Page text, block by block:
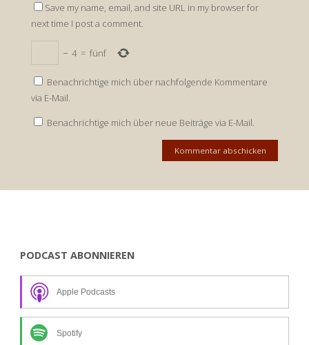
Save my name, email, and site URL in my browser for
next time I post a comment.
− 4 = fünf
Benachrichtige mich über nachfolgende Kommentare
via E-Mail.
Benachrichtige mich über neue Beiträge via E-Mail.
PODCAST ABONNIEREN
Apple Podcasts
Spotify